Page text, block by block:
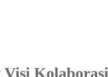
Kolaborasi